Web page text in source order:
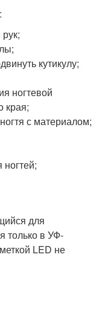
кутикулу;
ногтевой
края;
с материалом;
для
только в УФ-
LED не